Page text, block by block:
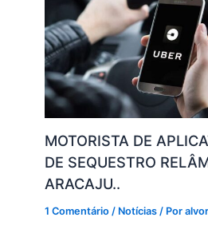
MOTORISTA DE
DE SEQUESTRO
ARACAJU..
1 Comentário / Notícias / Por